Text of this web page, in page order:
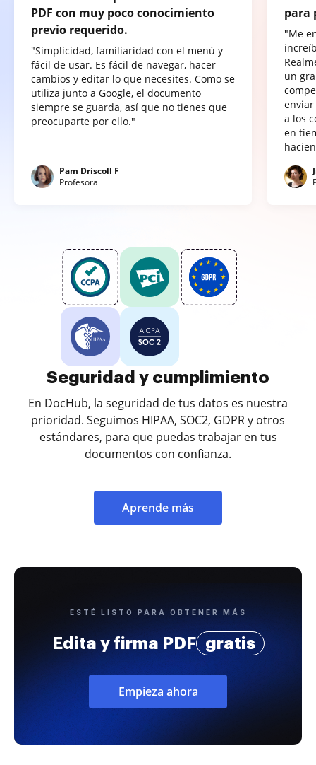
PDF con muy poco conocimiento
previo requerido.
"Simplicidad, familiaridad con el menú y
fácil de usar. Es fácil de navegar, hacer
cambios y editar lo que necesites. Como se
utiliza junto a Google, el documento
siempre se guarda, así que no tienes que
preocuparte por ello."
Pam Driscoll F
Profesora
para
"Me
un
a los
en
Seguridad y cumplimiento
En DocHub, la seguridad de tus datos es nuestra
prioridad. Seguimos HIPAA, SOC2, GDPR y otros
estándares, para que puedas trabajar en tus
documentos con confianza.
Aprende más
ESTÉ LISTO PARA OBTENER MÁS
Edita y firma PDF gratis
Empieza ahora